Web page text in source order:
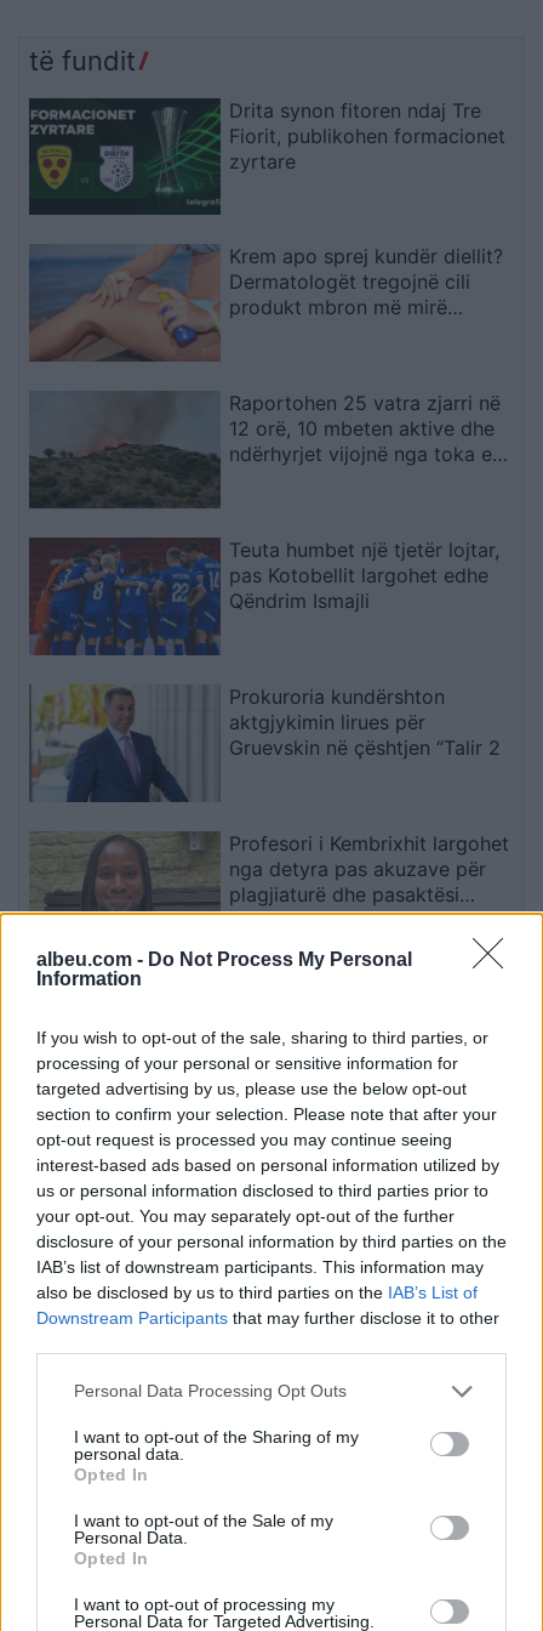
albeu.com - Do Not Process My Personal
Information
If you wish to opt-out of the sale, sharing to third parties, or
processing of your personal or sensitive information for
targeted advertising by us, please use the below opt-out
section to confirm your selection. Please note that after your
opt-out request is processed you may continue seeing
interest-based ads based on personal information utilized by
us or personal information disclosed to third parties prior to
your opt-out. You may separately opt-out of the further
disclosure of your personal information by third parties on the
IAB’s list of downstream participants. This information may
also be disclosed by us to third parties on the IAB’s List of
Downstream Participants that may further disclose it to other
Personal Data Processing Opt Outs
I want to opt-out of the Sharing of my
personal data.
Opted In
I want to opt-out of the Sale of my
Personal Data.
Opted In
I want to opt-out of processing my
Personal Data for Targeted Advertising.
të fundit
Drita synon fitoren ndaj Tre
Fiorit, publikohen formacionet
zyrtare
Krem apo sprej kundër diellit?
Dermatologët tregojnë cili
produkt mbron më mirë
Raportohen 25 vatra zjarri në
12 orë, 10 mbeten aktive dhe
ndërhyrjet vijojnë nga toka e
Teuta humbet një tjetër lojtar,
pas Kotobellit largohet edhe
Qëndrim Ismajli
Prokuroria kundërshton
aktgjykimin lirues për
Gruevskin në çështjen “Talir 2
Profesori i Kembrixhit largohet
nga detyra pas akuzave për
plagjiaturë dhe pasaktësi
akademike
42.2 gradë Celsius
Esim for USA|Esim for Italy| Esim for Spain|Esim